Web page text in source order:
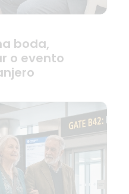
boda,
o evento